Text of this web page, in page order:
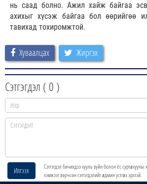
нь саад болно. Ажил хайж байгаа
ахихыг хүсэж байгаа бол өөрийгөө
тавихад тохиромжтой.
Хуваалцах Жиргэх
Сэтгэгдэл ( 0 )
Илгээх
Сэтгэгдэл бичихдээ хууль зүйн болон ёс суртахууны
хэмжээг зөрчсөн сэтгэгдэлийг админ устгах эрхтэй.